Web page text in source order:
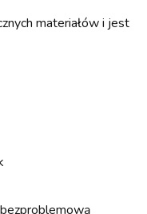
materiałów i jest